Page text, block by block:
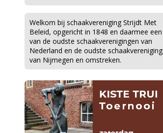
Welkom bij schaakvereniging Strijdt Met
Beleid, opgericht in 1848 en daarmee een
van de oudste schaakverenigingen van
Nederland en de oudste schaakvereniging
van Nijmegen en omstreken.